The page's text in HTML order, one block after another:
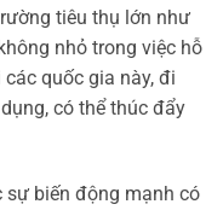
tiêu thụ lớn như
nhỏ trong việc hỗ
quốc gia này, đi
có thể thúc đẩy
sự biến động mạnh có